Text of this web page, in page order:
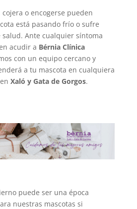
o encogerse pueden
está pasando frío o sufre
Ante cualquier síntoma
acudir a Bérnia Clínica
con un equipo cercano y
a tu mascota en cualquiera
Xaló y Gata de Gorgos.
puede ser una época
nuestras mascotas si